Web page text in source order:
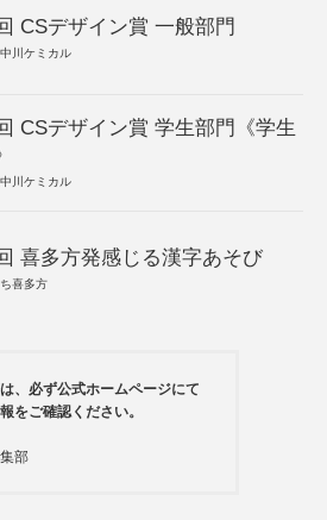
CSデザイン賞 一般部門
川ケミカル
CSデザイン賞 学生部門《学生
川ケミカル
喜多方発感じる漢字あそび
喜多方
、必ず公式ホームページにて
をご確認ください。
部